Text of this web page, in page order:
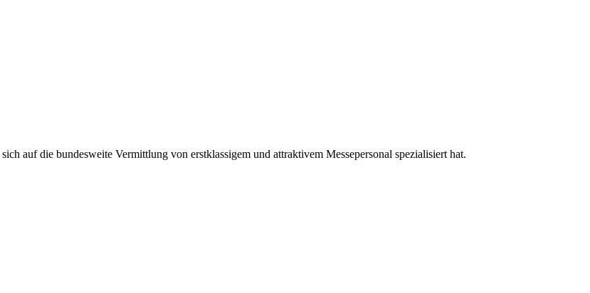
auf die bundesweite Vermittlung von erstklassigem und attraktivem Messepersonal spezialisiert hat.